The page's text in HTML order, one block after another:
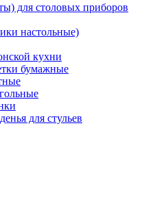
для столовых приборов
настольные)
кухни
бумажные
для стульев